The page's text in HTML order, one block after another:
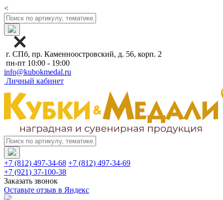
<
г. СПб, пр. Каменноостровский, д. 56, корп. 2
пн-пт 10:00 - 19:00
info@kubokmedal.ru
Личный кабинет
+7 (812) 497-34-68 +7 (812) 497-34-69
+7 (921) 37-100-38
Заказать звонок
Оставьте отзыв в Яндекс